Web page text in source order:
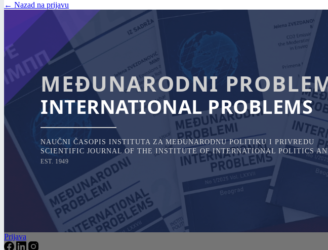
← Nazad na prijavu
MEĐUNARODNI
INTERNATIONAL PROBLEMS
NAUČNI ČASOPIS INSTITUTA ZA MEĐUNARODNU POLITIKU I PRIVREDU
SCIENTIFIC JOURNAL OF THE INSTITUTE OF INTERNATIONAL POLITICS
EST. 1949
Prijava